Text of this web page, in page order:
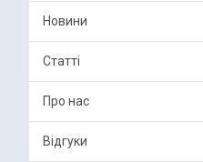
Новини
Статті
Про нас
Відгуки